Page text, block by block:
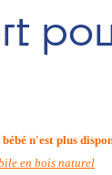
n'est plus
en bois naturel